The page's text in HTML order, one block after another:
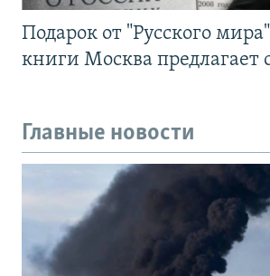
Подарок от "Русского
книги Москва предлагает
Главные новости